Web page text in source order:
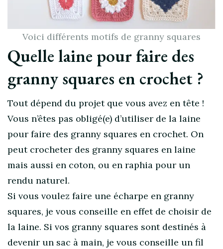
Voici différents motifs de granny squares
Quelle laine pour faire des
granny squares en crochet ?
Tout dépend du projet que vous avez en tête !
Vous n’êtes pas obligé(e) d’utiliser de la laine
pour faire des granny squares en crochet. On
peut crocheter des granny squares en laine
mais aussi en coton, ou en raphia pour un
rendu naturel.
Si vous voulez faire une écharpe en granny
squares, je vous conseille en effet de choisir de
la laine. Si vos granny squares sont destinés à
devenir un sac à main, je vous conseille un fil